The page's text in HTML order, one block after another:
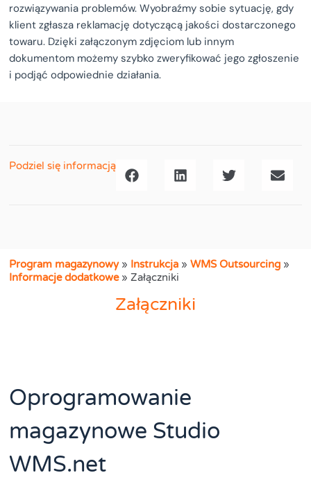
rozwiązywania problemów. Wyobraźmy sobie sytuację, gdy
klient zgłasza reklamację dotyczącą jakości dostarczonego
towaru. Dzięki załączonym zdjęciom lub innym
dokumentom możemy szybko zweryfikować jego zgłoszenie
i podjąć odpowiednie działania.
Podziel się informacją
Program magazynowy» Instrukcja »WMS Outsourcing »
Informacje dodatkowe»Załączniki
Załączniki
Oprogramowanie
magazynowe Studio
WMS.net